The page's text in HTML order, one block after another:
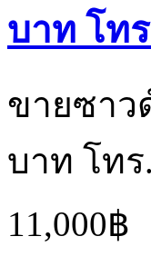
บาท โทร
ขายซาว
บาท โทร
11,000฿